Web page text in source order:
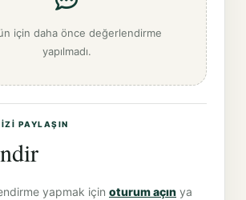
için daha önce değerlendirme
yapılmadı.
PAYLAŞIN
yapmak için oturum açın ya